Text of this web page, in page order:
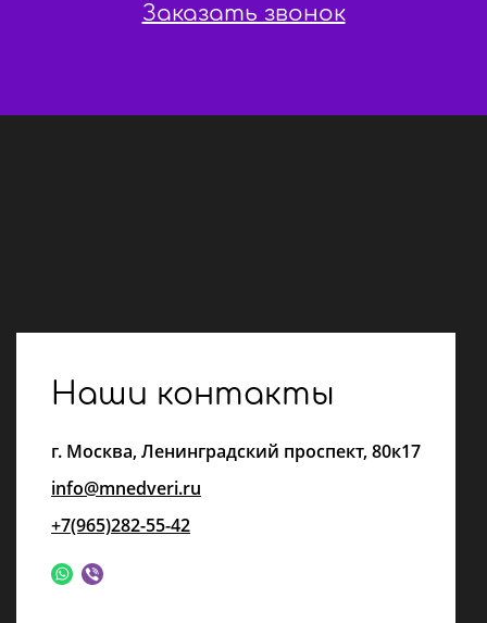
Заказать звонок
Наши контакты
г. Москва,Ленинградский проспект, 80к17
info@mnedveri.ru
+7(965)282-55-42